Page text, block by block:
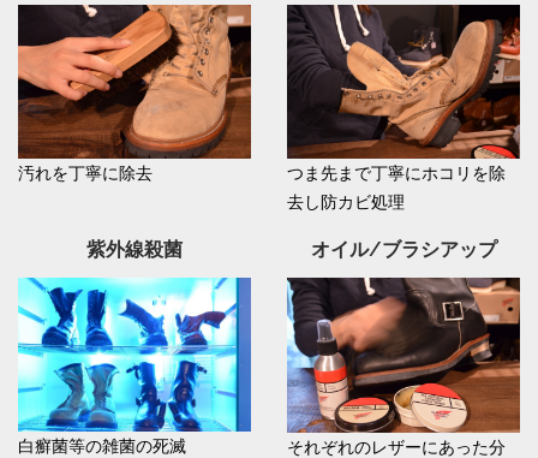
汚れを丁寧に除去
つま先まで丁寧にホコリを除
去し防カビ処理
紫外線殺菌
白癬菌等の雑菌の死滅
オイル/ブラシアップ
それぞれのレザーにあった分